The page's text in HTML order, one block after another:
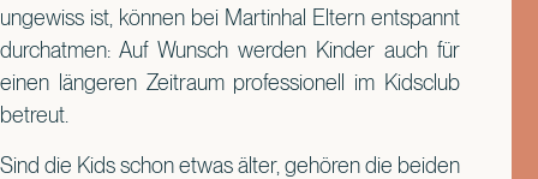
ungewiss ist, können bei Martinhal Eltern entspannt
durchatmen: Auf Wunsch werden Kinder auch für
einen längeren Zeitraum professionell im Kidsclub
betreut.
Sind die Kids schon etwas älter, gehören die beiden